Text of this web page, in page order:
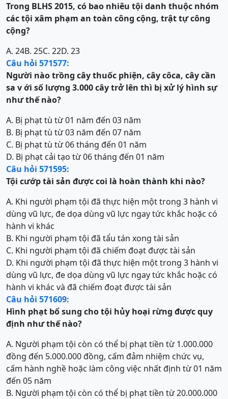
Trong BLHS 2015, có bao nhiêu tội danh thuộc nhóm
cáctội xâm phạm an toàn công cộng, trật tự công
cộng?
A. 24B. 25C. 22D. 23
Câu hỏi 571577:
Người nào trồng cây thuốc phiện, cây côca, cây cần
sa v ới số lượng 3.000 cây trở lên thì bị xử lý hình sự
như thế nào?
A. Bị phạt tù từ 01 năm đến 03 năm
B. Bị phạt tù từ 03 năm đến 07 năm
C. Bị phạt tù từ 06 tháng đến 01 năm
D. Bị phạt cải tạo từ 06 tháng đến 01 năm
Câu hỏi 571595:
Tội cướp tài sản được coi là hoàn thành khi nào?
A. Khi người phạm tội đã thực hiện một trong 3 hành vi
dùng vũ lực, đe dọa dùng vũ lực ngay tức khắc hoặc có
hành vi khác
B. Khi người phạm tội đã tẩu tán xong tài sản
C. Khi người phạm tội đã chiếm đoạt được tài sản
D. Khi người phạm tội đã thực hiện một trong 3 hành vi
dùng vũ lực, đe dọa dùng vũ lực ngay tức khắc hoặc có
hành vi khác và đã chiếm đoạt được tài sản
Câu hỏi 571609:
Hình phạt bổ sung cho tội hủy hoại rừng được quy
định như thế nào?
A. Người phạm tội còn có thể bị phạt tiền từ 1.000.000
đồng đến 5.000.000 đồng, cấm đảm nhiệm chức vụ,
cấm hành nghề hoặc làm công việc nhất định từ 01 năm
đến 05 năm
B. Người phạm tội còn có thể bị phạt tiền từ 20.000.000